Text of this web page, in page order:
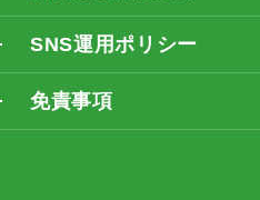
SNS運用ポリシー
免責事項